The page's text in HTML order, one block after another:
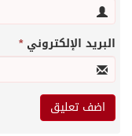
البريد الإلكتروني*